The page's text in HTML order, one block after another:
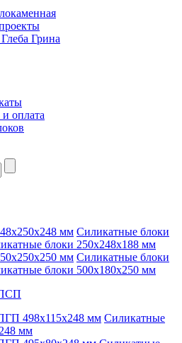
Грина
и оплата
мм Силикатные блоки
блоки 250x248x188 мм
мм Силикатные блоки
блоки 500x180x250 мм
498x115x248 мм Силикатные
мм